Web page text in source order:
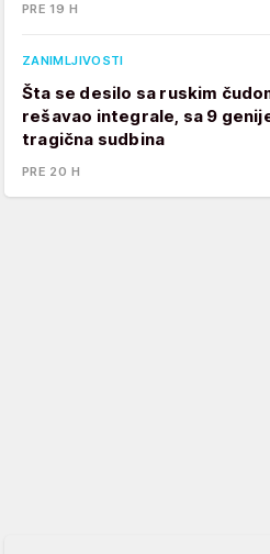
PRE 19 H
ZANIMLJIVOSTI
Šta se desilo sa ruskim
rešavao integrale, sa 9
tragična sudbina
PRE 20 H